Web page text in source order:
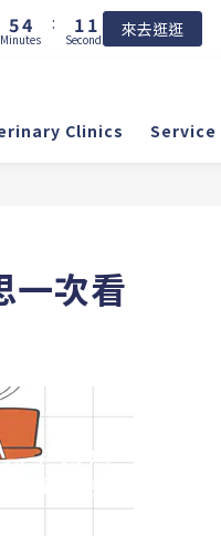
5
4
1
0
4
3
0
Minutes
:
1
0
0
Seconds 來去逛逛
Clinics Service
一次看